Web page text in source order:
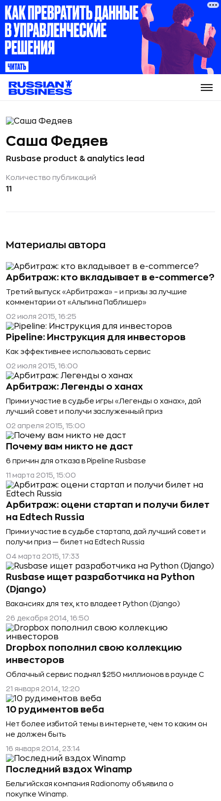
Материалы автора
Арбитраж: кто вкладывает в e-commerce?
Третий выпуск «Арбитража» – и призы за лучшие
комментарии от «Альпина Паблишер»
02 июля 2015, 16:25
Pipeline: Инструкция для инвесторов
Как эффективнее использовать сервис
02 июля 2015, 16:00
Арбитраж: Легенды о ханах
Прими участие в судьбе игры «Легенды о ханах», дай
лучший совет и получи заслуженный приз
02 апреля 2015, 15:00
Почему вам никто не даст
6 причин для отказа в Pipeline Rusbase
11 марта 2015, 15:00
Арбитраж: оцени стартап и получи билет
на Edtech Russia
Прими участие в судьбе стартапа, дай лучший совет и
получи приз — билет на Edtech Russia
04 марта 2015, 17:33
Rusbase ищет разработчика на Python
(Django)
Вакансиях для тех, кто владеет Python (Django)
26 декабря 2014, 16:50
Dropbox пополнил свою коллекцию
инвесторов
Облачный сервис поднял $250 миллионов в раунде C
21 января 2014, 12:20
10 рудиментов веба
Нет более избитой темы в интернете, чем то каким он
не должен быть
16 января 2014, 23:14
Последний вздох Winamp
Бельгийская компания Radionomy объявила о
покупке Winamp.
Саша Федяев
Rusbase product & analytics lead
Количество публикаций
11